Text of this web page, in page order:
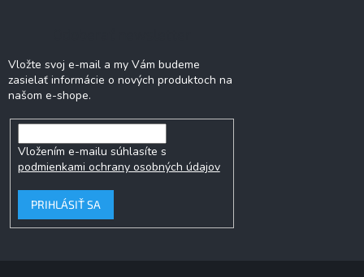
Vložte svoj e-mail a my Vám budeme
zasielať informácie o nových produktoch na
našom e-shope.
Vložením e-mailu súhlasíte s
podmienkami ochrany osobných údajov
PRIHLÁSIŤ SA